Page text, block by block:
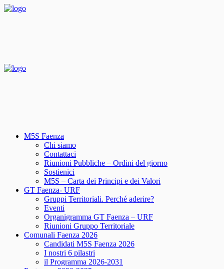
M5S Faenza
Chi siamo
Contattaci
Riunioni Pubbliche – Ordini del giorno
Sostienici
M5S – Carta dei Principi e dei Valori
GT Faenza- URF
Gruppi Territoriali. Perché aderire?
Eventi
Organigramma GT Faenza – URF
Riunioni Gruppo Territoriale
Comunali Faenza 2026
Candidati M5S Faenza 2026
I nostri 6 pilastri
il Programma 2026-2031